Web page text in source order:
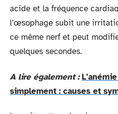
acide et la fréquence
l’œsophage subit une
ce même nerf et peut
quelques secondes.
A lire également :
simplement : causes et